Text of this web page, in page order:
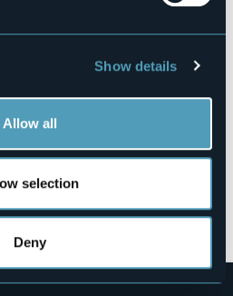
Show details
Allow all
selection
Deny